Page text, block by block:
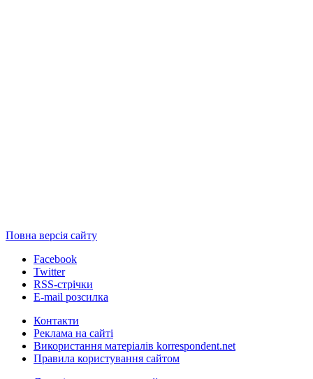
Повна версія сайту
Facebook
Twitter
RSS-стрічки
E-mail розсилка
Контакти
Реклама на сайті
Використання матеріалів korrespondent.net
Правила користування сайтом